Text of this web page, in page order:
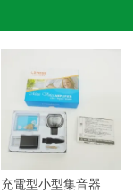
充電型小型集音器